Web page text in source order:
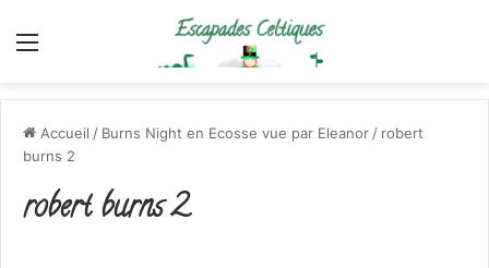
Menu
Accueil / Burns Night en Ecosse vue par Eleanor / robert
burns 2
robert burns 2